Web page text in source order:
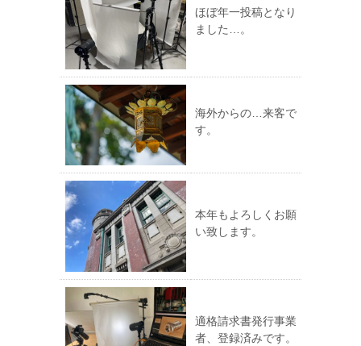
ほぼ年一投稿となり
ました…。
海外からの…来客で
す。
本年もよろしくお願
い致します。
適格請求書発行事業
者、登録済みです。